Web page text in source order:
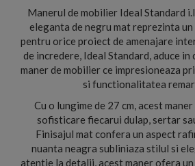
Manerul de mobilier Ideal Standard
eleganta de negru mat reprezinta
pentru orice proiect de amenajare
de incredere, Ideal Standard, aduce in
maner de mobilier ce impresioneaza
si functionalitatea
Cu o lungime de 27 cm, acest
sofisticare fiecarui dulap, sertar
Finisajul mat confera un aspect
nuanta neagra subliniaza stilul si
atentie la detalii, acest maner ofera